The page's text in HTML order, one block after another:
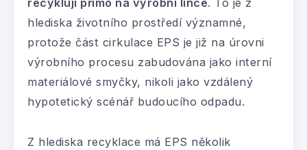
recyklují přímo na výrobní lince. To je z
hlediska životního prostředí významné,
protože část cirkulace EPS je již na úrovni
výrobního procesu zabudována jako interní
materiálové smyčky, nikoli jako vzdálený
hypotetický scénář budoucího odpadu.
Z hlediska recyklace má EPS několik